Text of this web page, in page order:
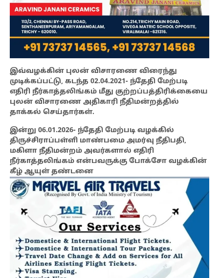
இவ்வழக்கின் புலன் விசாரணை விரைந்து
முடிக்கப்பட்டு, கடந்த 02.04.2021- ந்தேதி மேற்படி
எதிரி நீர்காத்தலிங்கம் மீது குற்றப்பத்திரிக்கையை
புலன் விசாரணை அதிகாரி நீதிமன்றத்தில்
தாக்கல் செய்தார்கள்.
இன்று 06.01.2026- ந்தேதி மேற்படி வழக்கில்
திருச்சிராப்பள்ளி மாண்பமை அமர்வு நீதிபதி,
மகிளா நீதிமன்றம் அவர்களால் எதிரி
நீர்காத்தலிங்கம் என்பவருக்கு போக்சோ வழக்கின்
கீழ் ஆயுள் தண்டனை